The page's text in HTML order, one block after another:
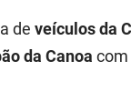
deveículos da
da Canoa com